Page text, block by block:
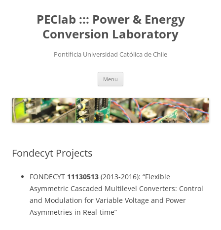
PEClab ::: Power & Energy
Conversion Laboratory
Pontificia Universidad Católica de Chile
Menu
Fondecyt Projects
FONDECYT 11130513 (2013-2016): “Flexible
Asymmetric Cascaded Multilevel Converters: Control
and Modulation for Variable Voltage and Power
Asymmetries in Real-time”